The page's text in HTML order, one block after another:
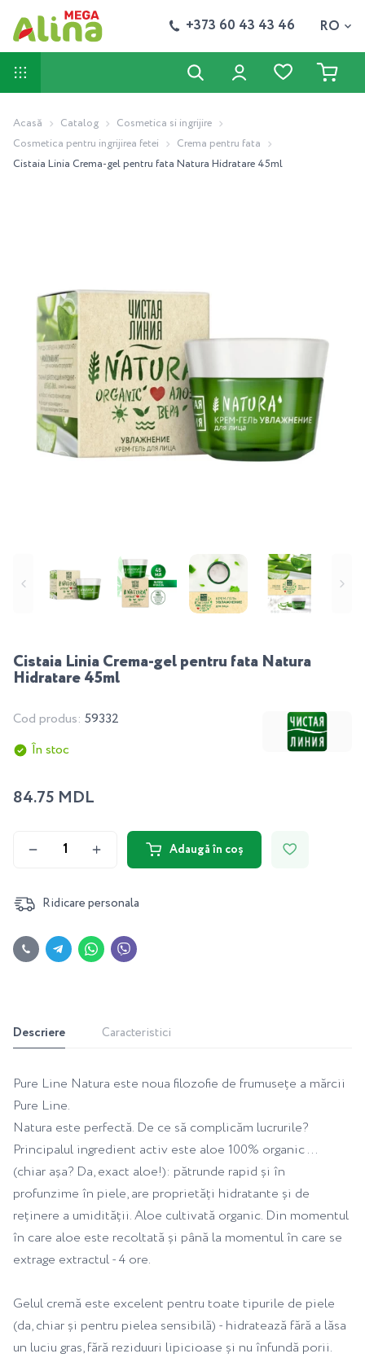
+373 60 43 43 46 RO
Acasă Catalog
Cosmetica si ingrijire
Cosmetica pentru ingrijirea fetei
Crema pentru fata
Cistaia Linia Crema-gel pentru fata Natura Hidratare 45ml
Cistaia Linia Crema-gel pentru fata Natura
Hidratare 45ml
Cod produs: 59332
În stoc
84.75 MDL
Adaugă în coș
Ridicare personala
Descriere Caracteristici
Pure Line Natura este noua filozofie de frumusețe a mărcii
Pure Line.
Natura este perfectă. De ce să complicăm lucrurile?
Principalul ingredient activ este aloe 100% organic ...
(chiar așa? Da, exact aloe!): pătrunde rapid și în
profunzime în piele, are proprietăți hidratante și de
reținere a umidității. Aloe cultivată organic. Din momentul
în care aloe este recoltată și până la momentul în care se
extrage extractul - 4 ore.
Gelul cremă este excelent pentru toate tipurile de piele
(da, chiar și pentru pielea sensibilă) - hidratează fără a lăsa
un luciu gras, fără reziduuri lipicioase și nu înfundă porii.